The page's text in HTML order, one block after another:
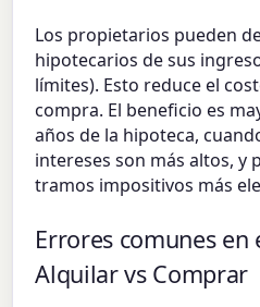
Los propietarios pueden
hipotecarios de sus
límites). Esto reduce el
compra. El beneficio es
años de la hipoteca,
intereses son más altos, y
tramos impositivos más
Errores comunes en
Alquilar vs Comprar